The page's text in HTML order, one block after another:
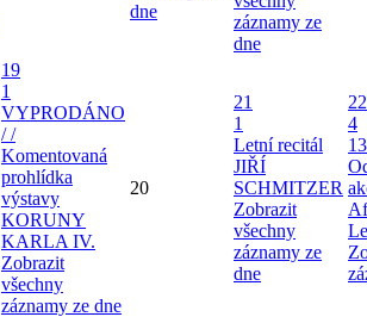
dne
záznamy ze
dne
19
1
VYPRODÁNO
/ /
Komentovaná
prohlídka
výstavy
KORUNY
KARLA IV.
Zobrazit
všechny
záznamy ze dne
20
21
1
Letní recitál
JIŘÍ
SCHMITZER
Zobrazit
všechny
záznamy ze
dne
22
4